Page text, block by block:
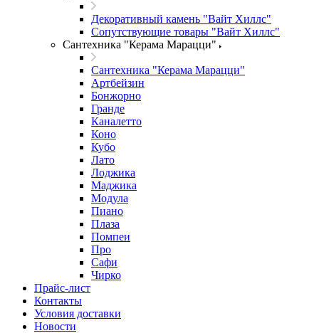
Декоративный камень "Вайт Хиллс"
Сопутствующие товары "Вайт Хиллс"
Сантехника "Керама Марацци"
Сантехника "Керама Марацци"
Артбейзин
Бонжорно
Гранде
Каналетто
Коно
Кубо
Лато
Лоджика
Маджика
Модула
Пиано
Плаза
Помпеи
Про
Сафи
Чирко
Прайс-лист
Контакты
Условия доставки
Новости